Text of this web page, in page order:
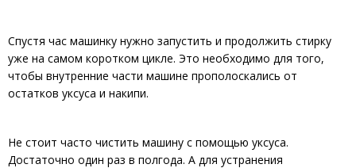
Спустя час машинку нужно запустить и продолжить стирку
уже на самом коротком цикле. Это необходимо для того,
чтобы внутренние части машине прополоскались от
остатков уксуса и накипи.
Не стоит часто чистить машину с помощью уксуса.
Достаточно один раз в полгода. А для устранения